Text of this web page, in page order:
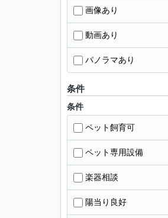
画像あり
動画あり
パノラマあり
条件
条件
ペット飼育可
ペット専用設備
楽器相談
陽当り良好